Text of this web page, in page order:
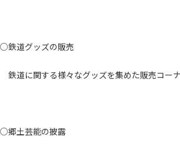
○鉄道グッズの販売
鉄道に関する様々なグッズを集めた販売コーナ
○郷土芸能の披露